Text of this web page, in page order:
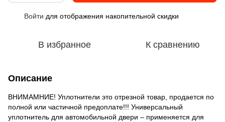
Войти для отображения накопительной скидки
В избранное К сравнению
Описание
ВНИМАМНИЕ! Уплотнители это отрезной товар, продается по
полной или частичной предоплате!!! Универсальный
уплотнитель для автомобильной двери – применяется для